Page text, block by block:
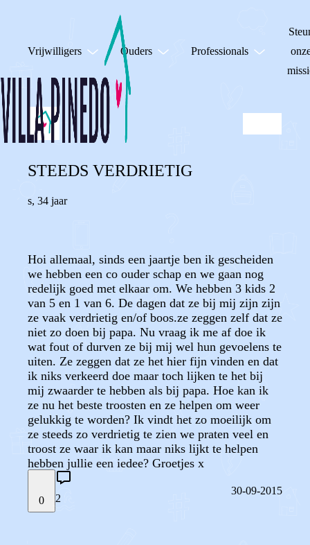
Vrijwilligers Ouders Professionals
STEEDS VERDRIETIG
s, 34 jaar
Hoi allemaal, sinds een jaartje ben ik gescheiden
we hebben een co ouder schap en we gaan nog
redelijk goed met elkaar om. We hebben 3 kids 2
van 5 en 1 van 6. De dagen dat ze bij mij zijn zijn
ze vaak verdrietig en/of boos.ze zeggen zelf dat ze
niet zo doen bij papa. Nu vraag ik me af doe ik
wat fout of durven ze bij mij wel hun gevoelens te
uiten. Ze zeggen dat ze het hier fijn vinden en dat
ik niks verkeerd doe maar toch lijken te het bij
mij zwaarder te hebben als bij papa. Hoe kan ik
ze nu het beste troosten en ze helpen om weer
gelukkig te worden? Ik vindt het zo moeilijk om
ze steeds zo verdrietig te zien we praten veel en
troost ze waar ik kan maar niks lijkt te helpen
hebben jullie een iedee? Groetjes x
0 2
30-09-2015